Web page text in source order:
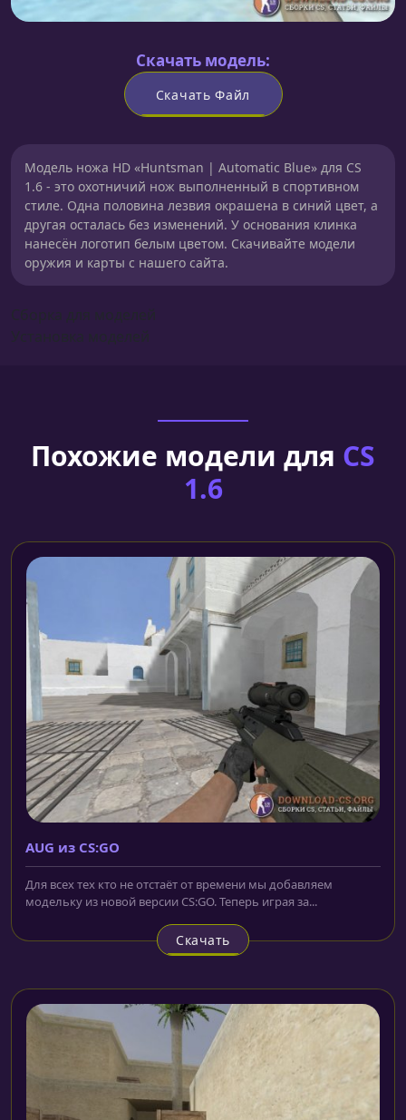
Скачать модель:
Скачать Файл
Модель ножа HD «Huntsman | Automatic Blue» для CS
1.6 - это охотничий нож выполненный в спортивном
стиле. Одна половина лезвия окрашена в синий цвет, а
другая осталась без изменений. У основания клинка
нанесён логотип белым цветом. Скачивайте модели
оружия и карты с нашего сайта.
Похожие модели для CS
1.6
AUG из CS:GO
Для всех тех кто не отстаёт от времени мы добавляем
модельку из новой версии CS:GO. Теперь играя за...
Скачать